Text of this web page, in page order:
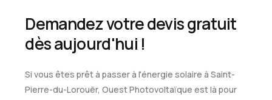
Demandez votre devis gratuit
dès aujourd'hui !
Si vous êtes prêt à passer à l'énergie solaire à Saint-
Pierre-du-Lorouër, Ouest Photovoltaïque est là pour